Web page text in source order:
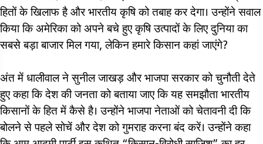
हितों के खिलाफ है और भारतीय कृषि को तबाह कर देगा। उन्होंने सवाल
किया कि अमेरिका को अपने बचे हुए कृषि उत्पादों के लिए दुनिया का
सबसे बड़ा बाजार मिल गया, लेकिन हमारे किसान कहां जाएंगे?
अंत में धालीवाल ने सुनील जाखड़ और भाजपा सरकार को चुनौती देते
हुए कहा कि देश की जनता को बताया जाए कि यह समझौता भारतीय
किसानों के हित में कैसे है। उन्होंने भाजपा नेताओं को चेतावनी दी कि
बोलने से पहले सोचें और देश को गुमराह करना बंद करें। उन्होंने कहा